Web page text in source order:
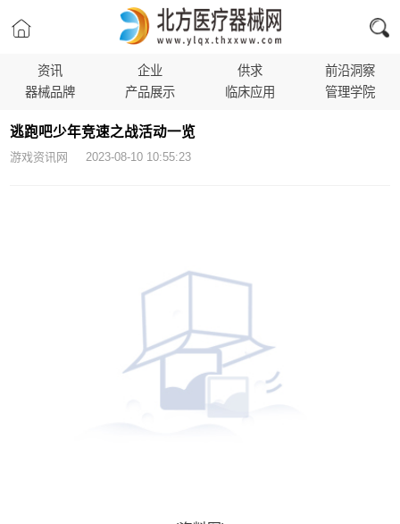
资讯 企业 供求
前沿洞察
器械品牌
产品展示 临床应用 管理学院
逃跑吧少年竞速之战活动一览
游戏资讯网 2023-08-10 10:55:23